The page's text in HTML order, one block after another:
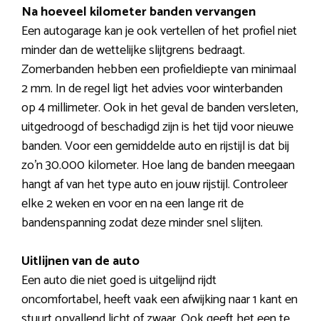
Na hoeveel kilometer banden vervangen
Een autogarage kan je ook vertellen of het profiel niet
minder dan de wettelijke slijtgrens bedraagt.
Zomerbanden hebben een profieldiepte van minimaal
2 mm. In de regel ligt het advies voor winterbanden
op 4 millimeter. Ook in het geval de banden versleten,
uitgedroogd of beschadigd zijn is het tijd voor nieuwe
banden. Voor een gemiddelde auto en rijstijl is dat bij
zo’n 30.000 kilometer. Hoe lang de banden meegaan
hangt af van het type auto en jouw rijstijl. Controleer
elke 2 weken en voor en na een lange rit de
bandenspanning zodat deze minder snel slijten.
Uitlijnen van de auto
Een auto die niet goed is uitgelijnd rijdt
oncomfortabel, heeft vaak een afwijking naar 1 kant en